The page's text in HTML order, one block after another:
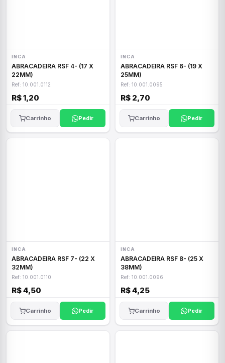
INCA
ABRACADEIRA RSF 4- (17 X
22MM)
Ref: 10.001.0112
R$ 1,20
Carrinho Pedir
INCA
ABRACADEIRA RSF 6- (19 X
25MM)
Ref: 10.001.0095
R$ 2,70
Carrinho Pedir
INCA
ABRACADEIRA RSF 7- (22 X
32MM)
Ref: 10.001.0110
R$ 4,50
Carrinho Pedir
INCA
ABRACADEIRA RSF 8- (25 X
38MM)
Ref: 10.001.0096
R$ 4,25
Carrinho Pedir